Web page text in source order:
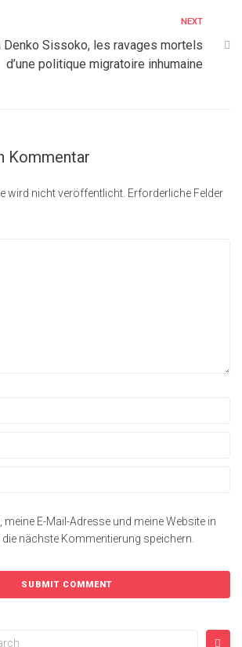
NEXT
Denko Sissoko, les ravages mortels
d’une politique migratoire inhumaine
Kommentar
wird nicht veröffentlicht. Erforderliche Felder
meine E-Mail-Adresse und meine Website in
nächste Kommentierung speichern.